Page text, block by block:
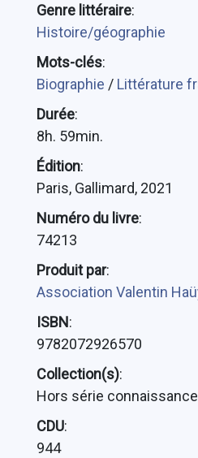
Genre littéraire:
Histoire/géographie
Mots-clés:
Biographie / Littérature
Durée:
8h. 59min.
Édition:
Paris, Gallimard, 2021
Numéro du livre:
74213
Produit par:
Association Valentin
ISBN:
9782072926570
Collection(s):
Hors série connaissance
CDU:
944